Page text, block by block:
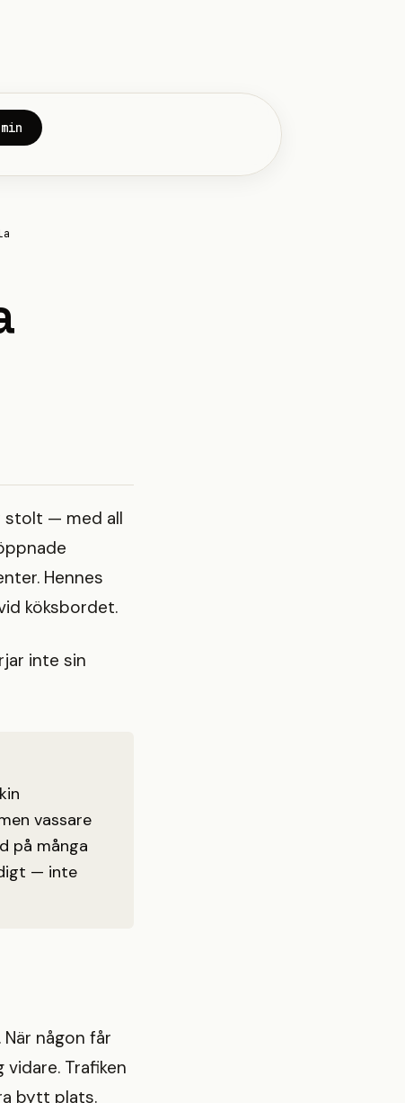
stolt — med all
Hennes
köksbordet.
inte sin
vassare
på många
— inte
någon får
Trafiken
bytt plats.